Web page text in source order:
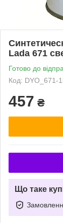
Lada 671
Готово до
Код: DYO_671-
457 ₴
Що таке